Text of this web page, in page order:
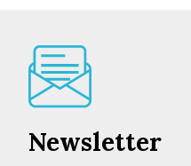
Newsletter